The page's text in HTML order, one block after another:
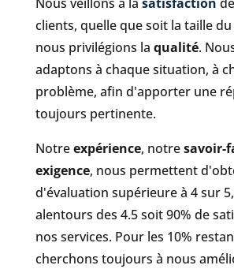
clients, quelle que soit la taille
nous privilégions la qualité.
adaptons à chaque situation, à
problème, afin d'apporter une
toujours pertinente.
Notreexpérience, notresavoir-
exigence, nous permettent
d'évaluation supérieure à 4 sur
alentours des 4.5 soit 90% de
nos services. Pour les 10%
cherchons toujours à nous